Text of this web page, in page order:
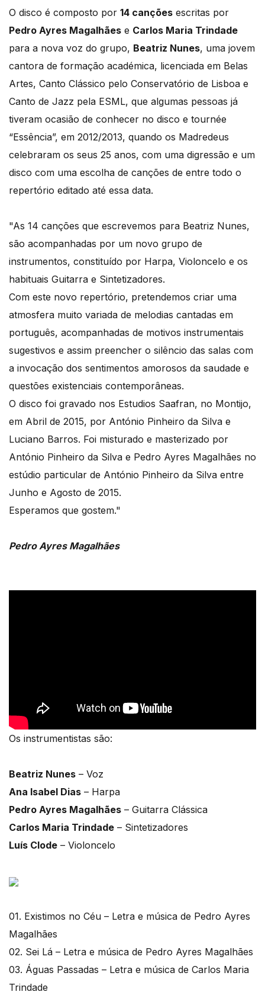
O disco é composto por 14 canções escritas por
Pedro Ayres Magalhães e Carlos Maria Trindade
para a nova voz do grupo, Beatriz Nunes, uma jovem
cantora de formação académica, licenciada em Belas
Artes, Canto Clássico pelo Conservatório de Lisboa e
Canto de Jazz pela ESML, que algumas pessoas já
tiveram ocasião de conhecer no disco e tournée
“Essência”, em 2012/2013, quando os Madredeus
celebraram os seus 25 anos, com uma digressão e um
disco com uma escolha de canções de entre todo o
repertório editado até essa data.
"As 14 canções que escrevemos para Beatriz Nunes,
são acompanhadas por um novo grupo de
instrumentos, constituído por Harpa, Violoncelo e os
habituais Guitarra e Sintetizadores.
Com este novo repertório, pretendemos criar uma
atmosfera muito variada de melodias cantadas em
português, acompanhadas de motivos instrumentais
sugestivos e assim preencher o silêncio das salas com
a invocação dos sentimentos amorosos da saudade e
questões existenciais contemporâneas.
O disco foi gravado nos Estudios Saafran, no Montijo,
em Abril de 2015, por António Pinheiro da Silva e
Luciano Barros. Foi misturado e masterizado por
António Pinheiro da Silva e Pedro Ayres Magalhães no
estúdio particular de António Pinheiro da Silva entre
Junho e Agosto de 2015.
Esperamos que gostem."
Pedro Ayres Magalhães
Os instrumentistas são:
Beatriz Nunes – Voz
Ana Isabel Dias – Harpa
Pedro Ayres Magalhães – Guitarra Clássica
Carlos Maria Trindade – Sintetizadores
Luís Clode – Violoncelo
01. Existimos no Céu – Letra e música de Pedro Ayres
Magalhães
02. Sei Lá – Letra e música de Pedro Ayres Magalhães
03. Águas Passadas – Letra e música de Carlos Maria
Trindade